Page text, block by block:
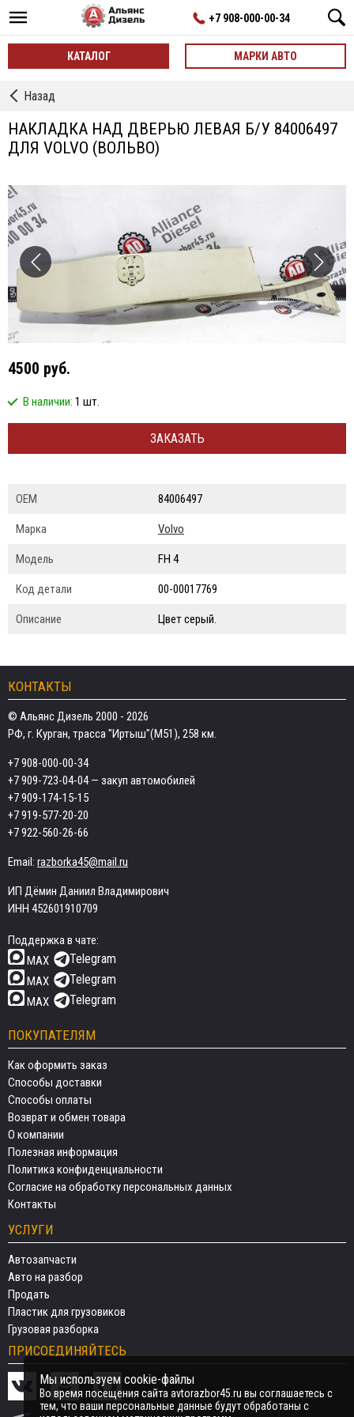
+7 908-000-00-34
КАТАЛОГ МАРКИ АВТО
←
кабины
б/
у
Назад
НАКЛАДКА НАД ДВЕРЬЮ ЛЕВАЯ Б/У 84006497
ДЛЯ VOLVO (ВОЛЬВО)
4500 руб.
В наличии: 1 шт.
ЗАКАЗАТЬ
ОЕМ 84006497
Марка Volvo
Модель FH 4
Код детали 00-00017769
Описание Цвет серый.
КОНТАКТЫ
© Альянс Дизель 2000 - 2026
РФ, г. Курган, трасса "Иртыш"(М51), 258 км.
+7 908-000-00-34
+7 909-723-04-04— закуп автомобилей
+7 909-174-15-15
+7 919-577-20-20
+7 922-560-26-66
Email: razborka45@mail.ru
ИП Дёмин Даниил Владимирович
ИНН 452601910709
Поддержка в чате:
MAX
Telegram
MAX Telegram
MAX Telegram
ПОКУПАТЕЛЯМ
Как оформить заказ
Способы доставки
Способы оплаты
Возврат и обмен товара
О компании
Полезная информация
Политика конфиденциальности
Согласие на обработку персональных данных
Контакты
УСЛУГИ
Автозапчасти
Авто на разбор
Продать
Пластик для грузовиков
Грузовая разборка
ПРИСОЕДИНЯЙТЕСЬ
Мы используем cookie-файлы
Во время посещения сайта avtorazbor45.ru вы соглашаетесь с
тем, что ваши персональные данные будут обработаны с